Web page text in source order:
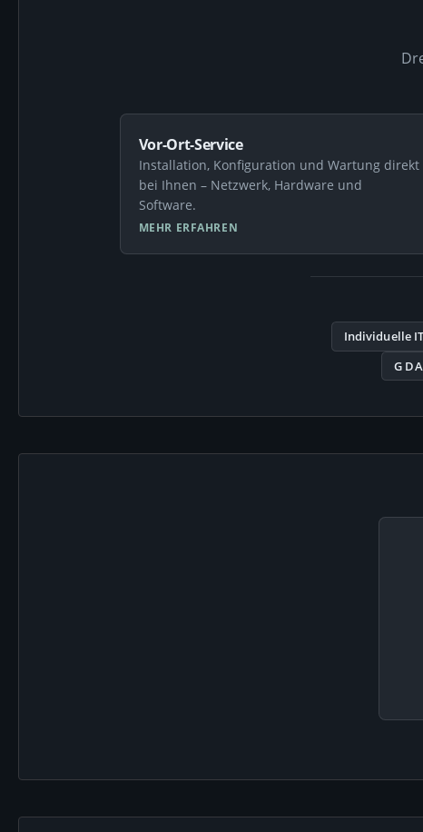
Vor-Ort-Service
Installation, Konfiguration und Wartung direkt
bei Ihnen – Netzwerk, Hardware und
Software.
MEHR ERFAHREN
Individuelle
G